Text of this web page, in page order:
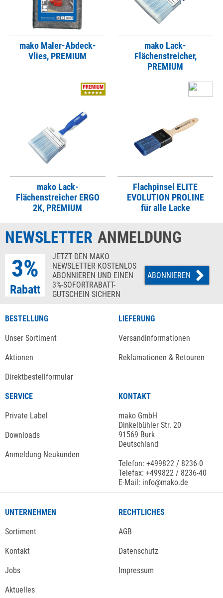
mako Maler-Abdeck-
Vlies, PREMIUM
mako Lack-
Flächenstreicher,
PREMIUM
mako Lack-
Flächenstreicher ERGO
2K, PREMIUM
Flachpinsel ELITE
EVOLUTION PROLINE
für alle Lacke
NEWSLETTER ANMELDUNG
3%
Rabatt
JETZT DEN MAKO
NEWSLETTER KOSTENLOS
ABONNIEREN UND EINEN
3%-SOFORTRABATT-
GUTSCHEIN SICHERN
ABONNIEREN
BESTELLUNG
Unser Sortiment
Aktionen
Direktbestellformular
LIEFERUNG
Versandinformationen
Reklamationen & Retouren
SERVICE
Private Label
Downloads
Anmeldung Neukunden
KONTAKT
mako GmbH
Dinkelbühler Str. 20
91569 Burk
Deutschland
Telefon: +499822 / 8236-0
Telefax: +499822 / 8236-40
E-Mail: info@mako.de
UNTERNEHMEN
Sortiment
Kontakt
Jobs
Aktuelles
RECHTLICHES
AGB
Datenschutz
Impressum